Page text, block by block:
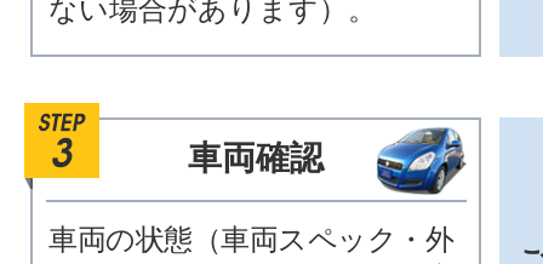
ない場合があります）。
車両確認
車両の状態（車両スペック・外